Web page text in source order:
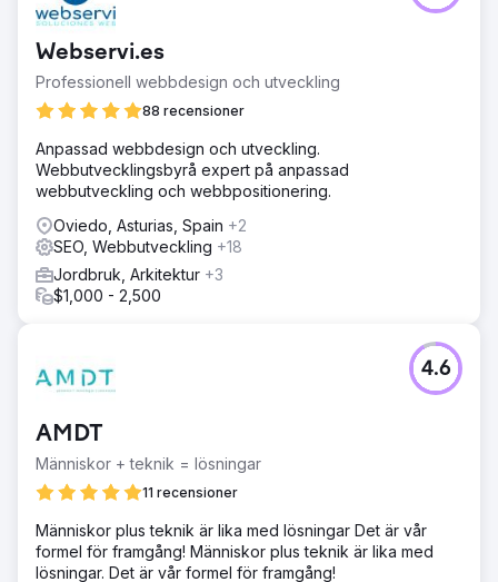
Webservi.es
Professionell webbdesign och utveckling
88 recensioner
Anpassad webbdesign och utveckling.
Webbutvecklingsbyrå expert på anpassad
webbutveckling och webbpositionering.
Oviedo, Asturias, Spain +2
SEO, Webbutveckling +18
Jordbruk, Arkitektur +3
$1,000 - 2,500
AMDT
Människor + teknik = lösningar
11 recensioner
4.6
Människor plus teknik är lika med lösningar Det är vår
formel för framgång! Människor plus teknik är lika med
lösningar. Det är vår formel för framgång!